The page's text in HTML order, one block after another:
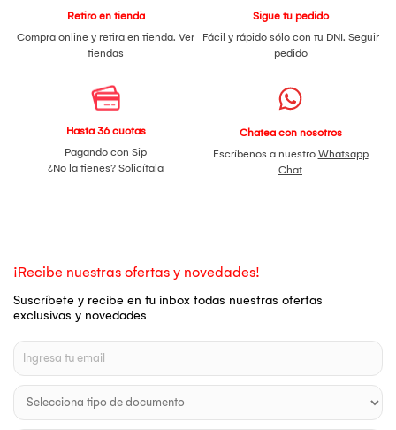
Retiro en tienda
Compra online y retira en tienda. Ver
tiendas
Sigue tu pedido
Fácil y rápido sólo con tu DNI. Seguir
pedido
Hasta 36 cuotas
Pagando con Sip
¿No la tienes? Solicítala
Chatea con nosotros
Escríbenos a nuestro Whatsapp
Chat
¡Recibe nuestras ofertas y novedades!
Suscríbete y recibe en tu inbox todas nuestras ofertas
exclusivas y novedades